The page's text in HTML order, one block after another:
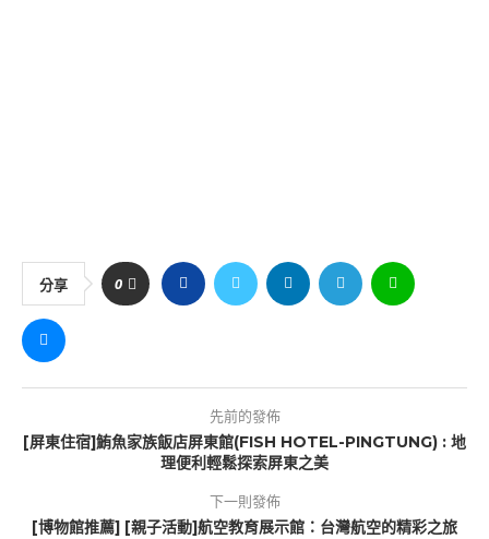
分享 0
先前的發佈
[屏東住宿]鮪魚家族飯店屏東館(FISH HOTEL-PINGTUNG) : 地
理便利輕鬆探索屏東之美
下一則發佈
[博物館推薦] [親子活動]航空教育展示館：台灣航空的精彩之旅